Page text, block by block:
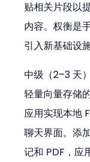
贴相关片段以
内容。权衡是
引入新基础设
中级（2–3 天
轻量向量存储
应用实现本地
聊天界面。添
记和 PDF，应